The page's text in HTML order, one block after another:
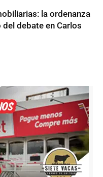
la ordenanza
del debate en Carlos